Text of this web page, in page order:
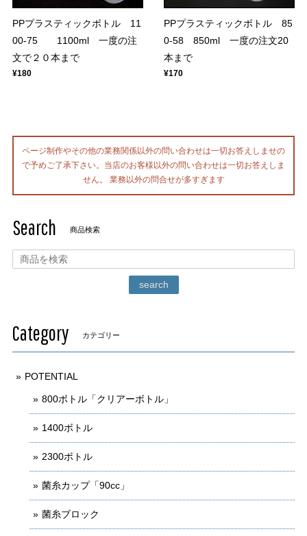
PPプラスティックボトル 11
00-75 1100ml 一度の注
文で２０本まで
¥180
PPプラスティックボトル 85
0-58 850ml 一度の注文20
本まで
¥170
ページ制作やその他の業務関係以外の問い合わせは一切お答えしませの
で予めご了承下さい。当店のお客様以外の問い合わせは一切お答えしま
せん。 業務以外の問合せが多すぎます
Search 商品検索
search
Category カテゴリー
POTENTIAL
800ボトル「クリアーボトル」
1400ボトル
2300ボトル
菌糸カップ「90cc」
菌糸ブロック